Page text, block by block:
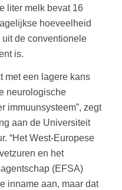
liter melk bevat 16
hoeveelheid
de conventionele
is.
met een lagere kans
neurologische
immuunsysteem”, zegt
aan de Universiteit
“Het West-Europese
en het
(EFSA)
inname aan, maar dat